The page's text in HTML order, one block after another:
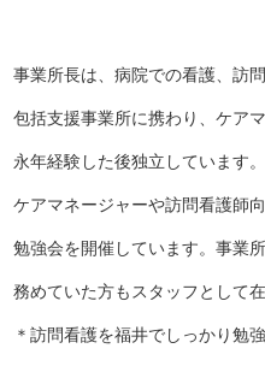
事業所長は、病院での看護、訪
包括支援事業所に携わり、ケア
永年経験した後独立しています。
ケアマネージャーや訪問看護師
勉強会を開催しています。事業
務めていた方もスタッフとして
＊訪問看護を福井でしっかり勉